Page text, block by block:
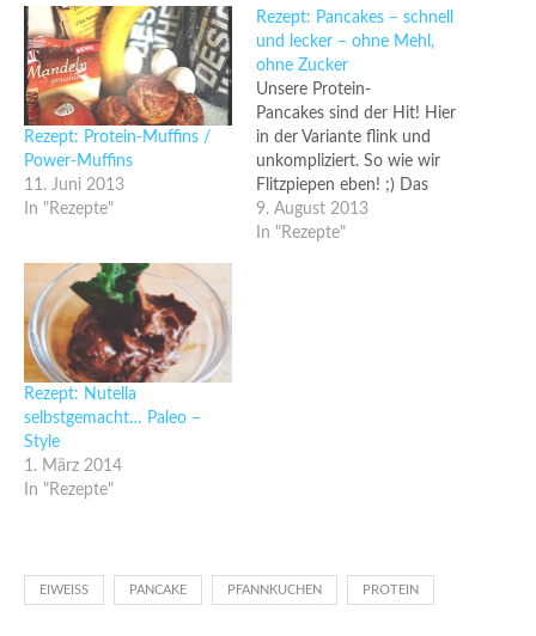
Rezept: Protein-Muffins /
Power-Muffins
11. Juni 2013
In "Rezepte"
Rezept: Pancakes – schnell
und lecker – ohne Mehl,
ohne Zucker
Unsere Protein-
Pancakes sind der Hit! Hier
in der Variante flink und
unkompliziert. So wie wir
Flitzpiepen eben! ;) Das
wohl einfachste Rezept
welches ich kenne! Zutaten:
9. August 2013
In "Rezepte"
Rezept: Nutella
selbstgemacht… Paleo –
Style
1. März 2014
In "Rezepte"
EIWEISS PANCAKE PFANNKUCHEN PROTEIN